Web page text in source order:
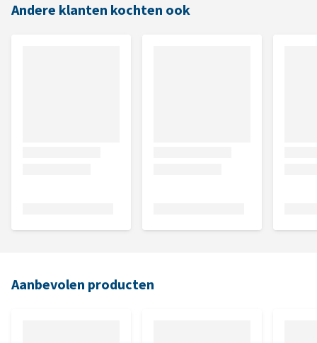
Andere klanten kochten ook
Aanbevolen producten